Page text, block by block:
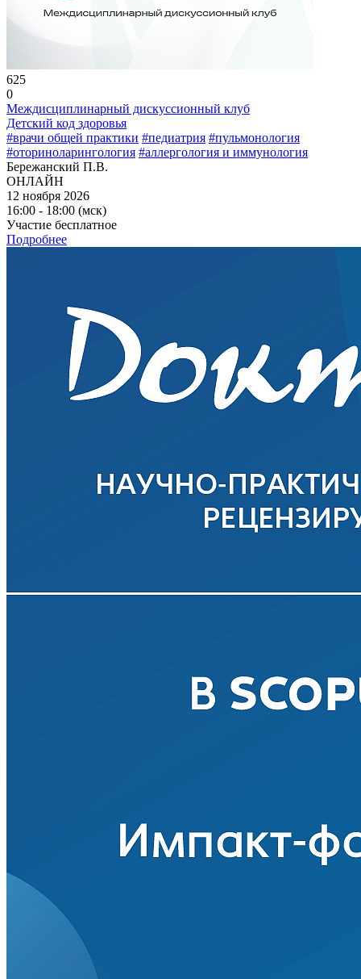
625
0
Междисциплинарный дискуссионный клуб
Детский код здоровья
#врачи общей практики #педиатрия #пульмонология
#оториноларингология #аллергология и иммунология
Бережанский П.В.
ОНЛАЙН
12 ноября 2026
16:00 - 18:00 (мск)
Участие бесплатное
Подробнее